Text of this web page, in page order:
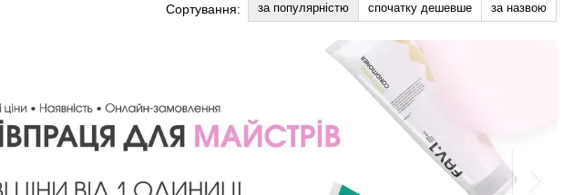
Сортування: за популярністю спочатку дешевше за назвою